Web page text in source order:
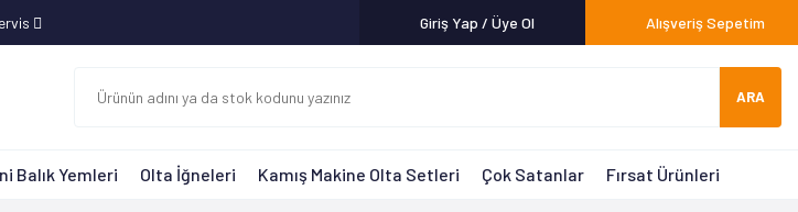
Giriş Yap / Üye Ol Alışveriş Sepetim
ARA
Balık Yemleri Olta İğneleri Kamış Makine Olta Setleri Çok Satanlar Fırsat Ürünleri